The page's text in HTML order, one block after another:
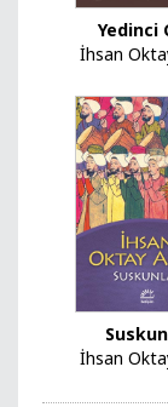
Yedinci
İhsan
İhsan